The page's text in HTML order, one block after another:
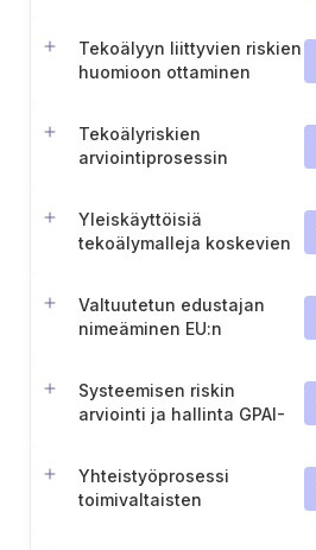
Tekoälyyn liittyvien riskien
huomioon ottaminen
Tekoälyriskien
arviointiprosessin
Yleiskäyttöisiä
tekoälymalleja koskevien
Valtuutetun edustajan
nimeäminen EU:n
Systeemisen riskin
arviointi ja hallinta GPAI-
Yhteistyöprosessi
toimivaltaisten